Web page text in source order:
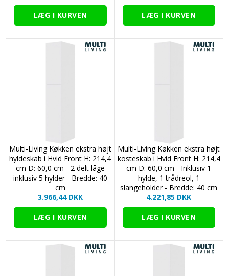
Multi-Living Køkken ekstra højt
hyldeskab i Hvid Front H: 214,4
cm D: 60,0 cm - 2 delt låge
inklusiv 5 hylder - Bredde: 40
cm
3.966,44 DKK
Multi-Living Køkken ekstra højt
kosteskab i Hvid Front H: 214,4
cm D: 60,0 cm - Inklusiv 1
hylde, 1 trådreol, 1
slangeholder - Bredde: 40 cm
4.221,85 DKK